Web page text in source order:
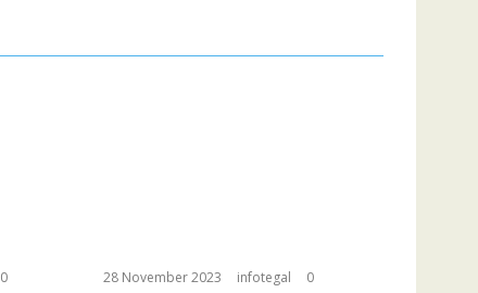
0 28 November 2023 infotegal 0